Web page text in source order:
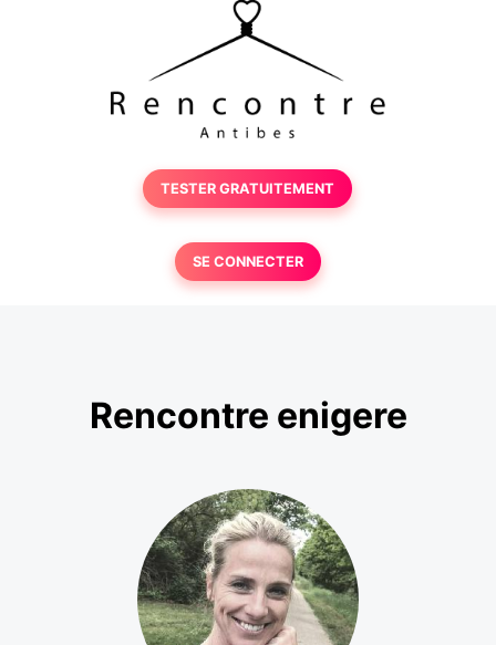
TESTER GRATUITEMENT
SE CONNECTER
Rencontre enigere